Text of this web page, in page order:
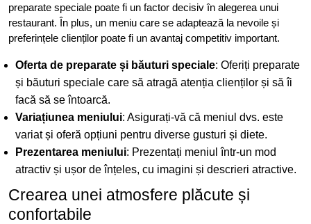
preparate speciale poate fi un factor decisiv în alegerea unui
restaurant. În plus, un meniu care se adaptează la nevoile și
preferințele clienților poate fi un avantaj competitiv important.
Oferta de preparate și băuturi speciale: Oferiți preparate
și băuturi speciale care să atragă atenția clienților și să îi
facă să se întoarcă.
Variațiunea meniului: Asigurați-vă că meniul dvs. este
variat și oferă opțiuni pentru diverse gusturi și diete.
Prezentarea meniului: Prezentați meniul într-un mod
atractiv și ușor de înțeles, cu imagini și descrieri atractive.
Crearea unei atmosfere plăcute și
confortabile